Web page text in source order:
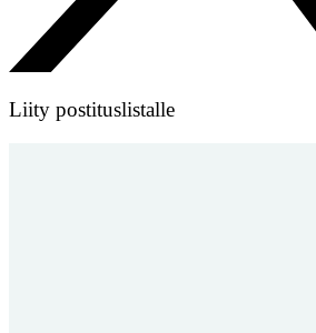
Liity postituslistalle